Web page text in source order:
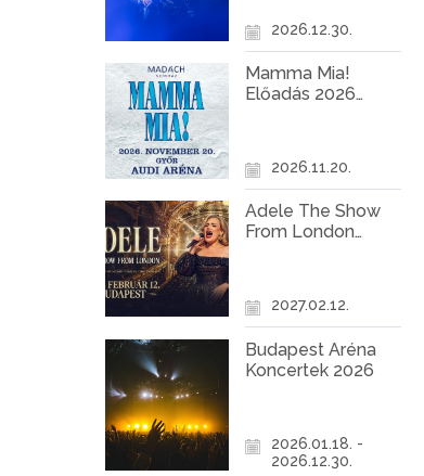
2026.12.30.
Mamma Mia!
Előadás 2026
2026.11.20.
Adele The Show
From London
2027.02.12.
Budapest Aréna
Koncertek 2026
2026.01.18. -
2026.12.30.